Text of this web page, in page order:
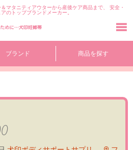
マタニティアウターから産後ケア商品まで、 安全・
のトップブランドメーカー。
ブランド 商品を探す